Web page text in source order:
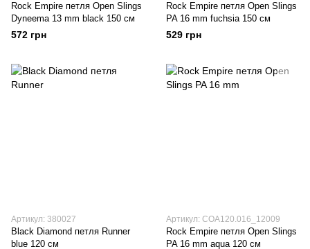
Rock Empire петля Open Slings
Dyneema 13 mm black 150 см
572 грн
Rock Empire петля Open Slings
PA 16 mm fuchsia 150 см
529 грн
Артикул: 380027
Black Diamond петля Runner
blue 120 см
Артикул: COA120.016_12009
Rock Empire петля Open Slings
PA 16 mm aqua 120 см